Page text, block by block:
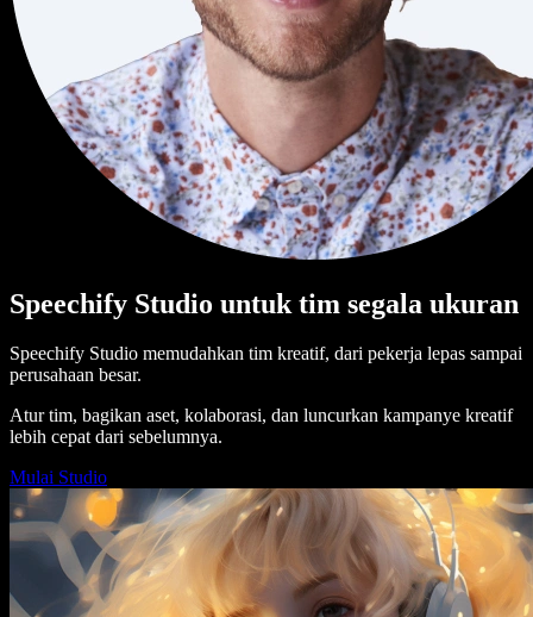
Speechify Studio untuk tim segala ukuran
Speechify Studio memudahkan tim kreatif, dari pekerja lepas sampai
perusahaan besar.
Atur tim, bagikan aset, kolaborasi, dan luncurkan kampanye kreatif
lebih cepat dari sebelumnya.
Mulai Studio